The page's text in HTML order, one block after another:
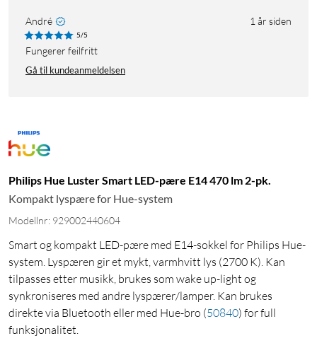
André 1 år siden
5/5
Fungerer feilfritt
Gå til kundeanmeldelsen
Philips Hue Luster Smart LED-pære E14 470 lm 2-pk.
Kompakt lyspære for Hue-system
Modellnr: 929002440604
Smart og kompakt LED-pære med E14-sokkel for Philips Hue-
system. Lyspæren gir et mykt, varmhvitt lys (2700 K). Kan
tilpasses etter musikk, brukes som wake up-light og
synkroniseres med andre lyspærer/lamper. Kan brukes
direkte via Bluetooth eller med Hue-bro (50840) for full
funksjonalitet.